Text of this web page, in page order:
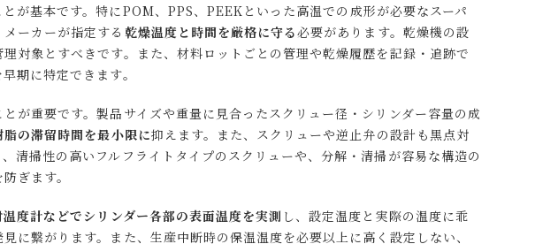
が基本です。特にPOM、PPS、PEEKといった高温での成形が必要なスーパ
ーカーが指定する 乾燥温度と時間を厳格に守る必要があります。乾燥機の設
対象とすべきです。また、材料ロットごとの管理や乾燥履歴を記録・追跡で
期に特定できます。
が重要です。製品サイズや重量に見合ったスクリュー径・シリンダー容量の成
の滞留時間を最小限に抑えます。また、スクリューや逆止弁の設計も黒点対
清掃性の高いフルフライトタイプのスクリューや、分解・清掃が容易な構造の
ぎます。
温度計などでシリンダー各部の表面温度を実測 し、設定温度と実際の温度に乖
に繋がります。また、生産中断時の保温温度を必要以上に高く設定しない、